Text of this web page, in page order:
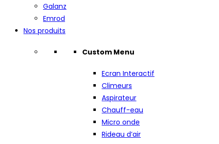
Galanz
Emrod
Nos produits
Custom Menu
Ecran Interactif
Climeurs
Aspirateur
Chauff-eau
Micro onde
Rideau d’air